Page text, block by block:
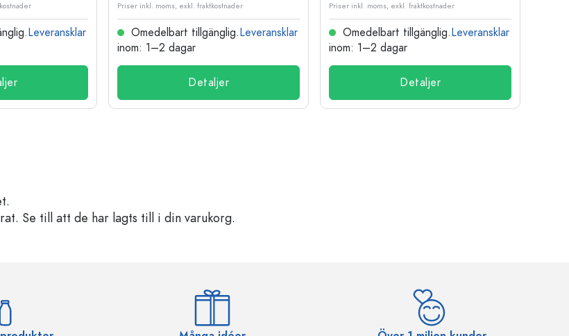
Leveransklar
Priser inkl. moms, exkl. fraktkostnader
Omedelbart tillgänglig.Leveransklar
inom: 1–2 dagar
Detaljer
Priser inkl. moms, exkl. fraktkostnader
Omedelbart tillgänglig.Leveransklar
inom: 1–2 dagar
Detaljer
Se till att de har lagts till i din varukorg.